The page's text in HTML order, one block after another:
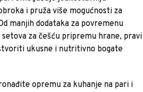
i pruža više mogućnosti za
manjih dodataka za povremenu
za češću pripremu hrane, pravi
ukusne i nutritivno bogate
opremu za kuhanje na pari i